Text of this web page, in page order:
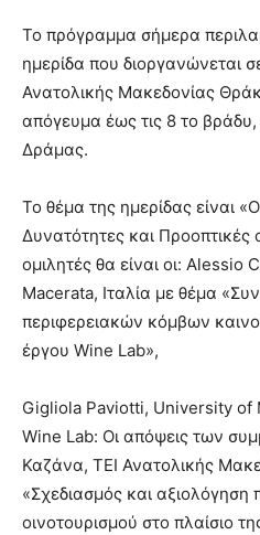
Το πρόγραμμα σήμερα
ημερίδα που διοργανώνεται
Ανατολικής Μακεδονίας
απόγευμα έως τις 8 το
Δράμας.
Το θέμα της ημερίδας είναι
Δυνατότητες και
ομιλητές θα είναι οι:
Macerata, Ιταλία με θέμα
περιφερειακών κόμβων
έργου Wine Lab»,
Gigliola Paviotti, University of
Wine Lab: Οι απόψεις των
Καζάνα, ΤΕΙ Ανατολικής
«Σχεδιασμός και
οινοτουρισμού στο πλαίσιο